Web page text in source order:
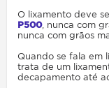
O lixamento deve
P500, nunca com
nunca com grãos
Quando se fala em
trata de um
decapamento até